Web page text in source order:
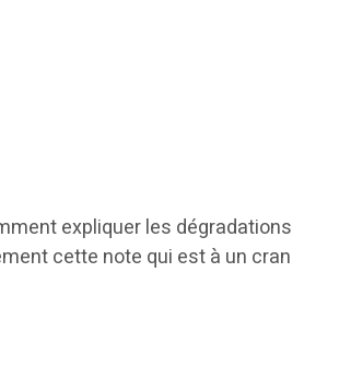
expliquer les dégradations
cette note qui est à un cran